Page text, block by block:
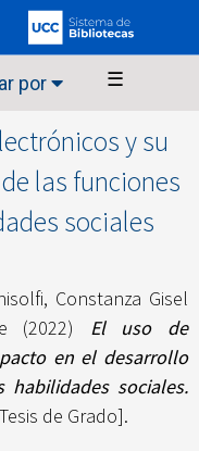
por ☰
y su
las funciones
sociales
Constanza Gisel
(2022) El uso de
en el desarrollo
sociales.
de Grado].